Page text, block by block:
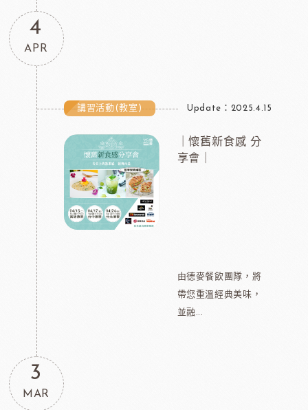
4
APR
講習活動(教室) Update：2025.4.15
｜懷舊新食感 分
享會｜
由德麥餐飲團隊，將
帶您重溫經典美味，
並融...
3
MAR